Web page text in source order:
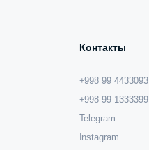
Контакты
+998 99 4433093
+998 99 1333399
Telegram
Instagram